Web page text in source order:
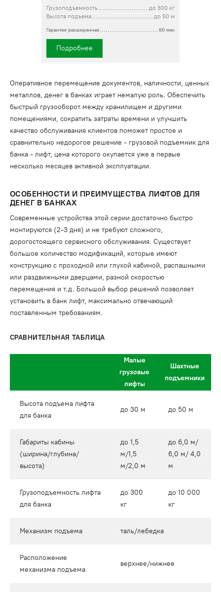
Грузоподъемность
до 300 кг
Высота подъема
до 50 м
Гарантия расширенная 60 мес
Подробнее
Оперативное перемещение документов, наличности, ценных
металлов, денег в банках играет немалую роль. Обеспечить
быстрый грузооборот между хранилищем и другими
помещениями, сократить затраты времени и улучшить
качество обслуживания клиентов поможет простое и
сравнительно недорогое решение - грузовой подъемник для
банка - лифт, цена которого окупается уже в первые
несколько месяцев активной эксплуатации.
ОСОБЕННОСТИ И ПРЕИМУЩЕСТВА ЛИФТОВ ДЛЯ
ДЕНЕГ В БАНКАХ
Современные устройства этой серии достаточно быстро
монтируются (2-3 дня) и не требуют сложного,
дорогостоящего сервисного обслуживания. Существует
большое количество модификаций, которые имеют
конструкцию с проходной или глухой кабиной, распашными
или раздвижными дверцами, разной скоростью
перемещения и т.д. Большой выбор решений позволяет
установить в банк лифт, максимально отвечающий
поставленным требованиям.
СРАВНИТЕЛЬНАЯ ТАБЛИЦА
Малые
грузовые
лифты
Шахтные
подъемники
Высота подъема лифта
для банка
до 30 м до 50 м
Габариты кабины
(ширина/глубина/
высота)
до 1,5
м/1,5
м/2,0 м
до 6,0 м/
6,0 м/ 4,0
м
Грузоподъемность лифта
для банка
до 300
кг
до 10 000
кг
Механизм подъема таль/лебедка
Расположение
механизма подъема
верхнее/нижнее